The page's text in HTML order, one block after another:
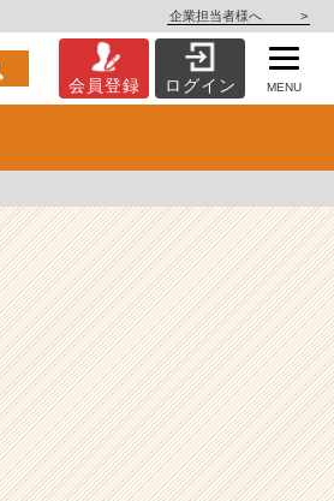
企業担当者様へ >
会員登録 ログイン MENU